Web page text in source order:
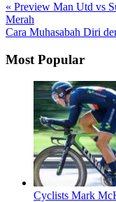
« Preview Man Utd vs
Merah
Cara Muhasabah Diri
Most Popular
Cyclists Mark